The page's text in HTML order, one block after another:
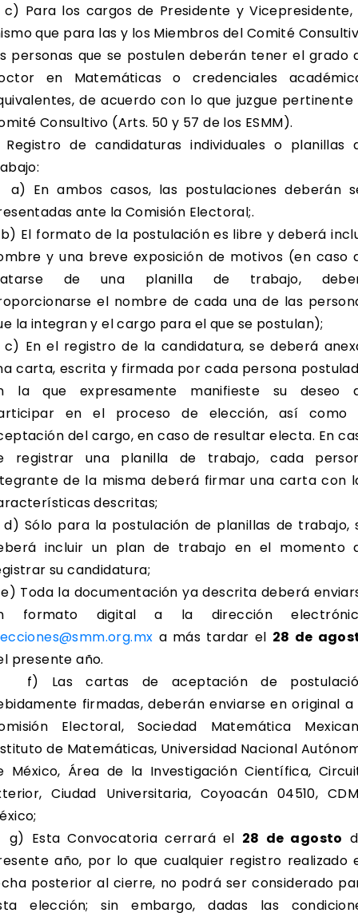
Para los cargos de Presidente y Vicepresidente,
que para las y los Miembros del Comité
personas que se postulen deberán tener el grado
en Matemáticas o credenciales
de acuerdo con lo que juzgue pertinente
Consultivo (Arts. 50 y 57 de los ESMM).
Registro de candidaturas individuales o planillas
En ambos casos, las postulaciones deberán
ante la Comisión Electoral;.
El formato de la postulación es libre y deberá
y una breve exposición de motivos (en caso
de una planilla de trabajo,
el nombre de cada una de las
la integran y el cargo para el que se postulan);
En el registro de la candidatura, se deberá
carta, escrita y firmada por cada persona
la que expresamente manifieste su deseo
en el proceso de elección, así como
del cargo, en caso de resultar electa. En
registrar una planilla de trabajo, cada
de la misma deberá firmar una carta con
descritas;
Sólo para la postulación de planillas de trabajo,
incluir un plan de trabajo en el momento
su candidatura;
Toda la documentación ya descrita deberá
formato digital a la dirección
a más tardar el 28 de
presente año.
Las cartas de aceptación de
firmadas, deberán enviarse en original a
Electoral, Sociedad Matemática
de Matemáticas, Universidad Nacional
México, Área de la Investigación Científica,
Ciudad Universitaria, Coyoacán 04510,
Esta Convocatoria cerrará el 28 de agosto
año, por lo que cualquier registro realizado
posterior al cierre, no podrá ser considerado
elección; sin embargo, dadas las